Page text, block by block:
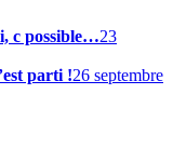
c possible…23
parti !26 septembre